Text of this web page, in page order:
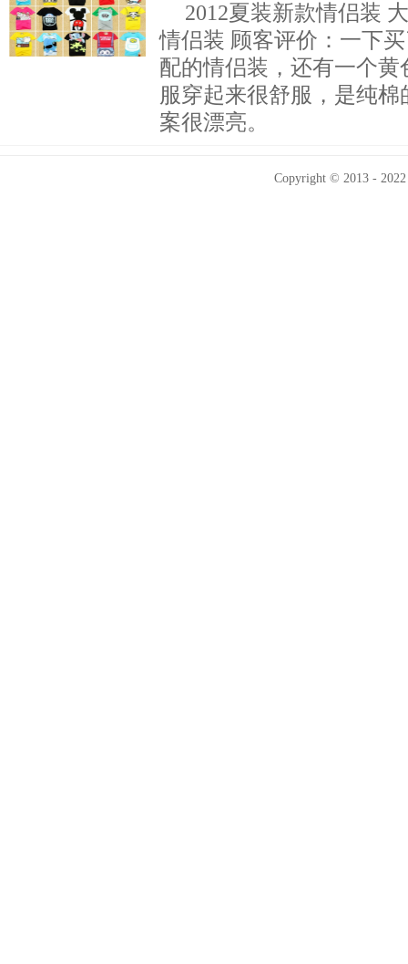
2012夏装新款情侣装
情侣装 顾客评价：一下
配的情侣装，还有一个
服穿起来很舒服，是纯
案很漂亮。
Copyright © 2013 -